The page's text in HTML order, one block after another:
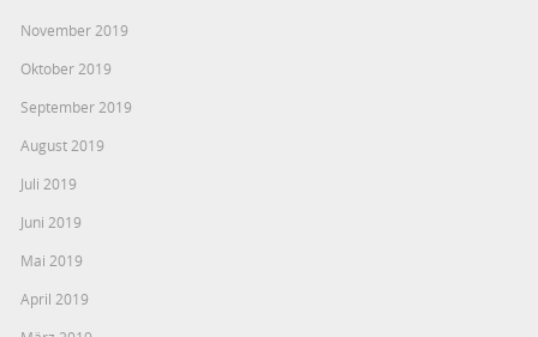
November 2019
Oktober 2019
September 2019
August 2019
Juli 2019
Juni 2019
Mai 2019
April 2019